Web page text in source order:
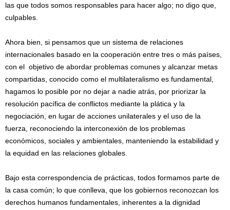
las que todos somos responsables para hacer algo; no digo que,
culpables.
Ahora bien, si pensamos que un sistema de relaciones
internacionales basado en la cooperación entre tres o más países,
con el objetivo de abordar problemas comunes y alcanzar metas
compartidas, conocido como el multilateralismo es fundamental,
hagamos lo posible por no dejar a nadie atrás, por priorizar la
resolución pacífica de conflictos mediante la plática y la
negociación, en lugar de acciones unilaterales y el uso de la
fuerza, reconociendo la interconexión de los problemas
económicos, sociales y ambientales, manteniendo la estabilidad y
la equidad en las relaciones globales.
Bajo esta correspondencia de prácticas, todos formamos parte de
la casa común; lo que conlleva, que los gobiernos reconozcan los
derechos humanos fundamentales, inherentes a la dignidad